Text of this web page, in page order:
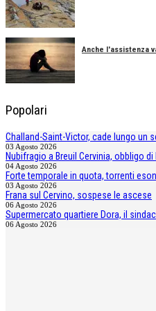
Anche l'assistenza
Popolari
Challand-Saint-Victor, cade lungo un
03 Agosto 2026
Nubifragio a Breuil Cervinia, obbligo
04 Agosto 2026
Forte temporale in quota, torrenti
03 Agosto 2026
Frana sul Cervino, sospese le ascese
06 Agosto 2026
Supermercato quartiere Dora, il
06 Agosto 2026